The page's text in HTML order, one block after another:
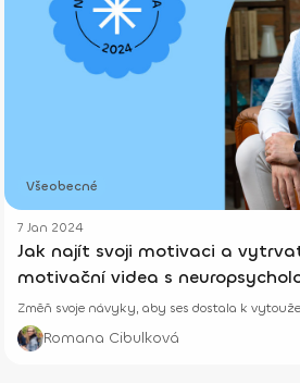
Všeobecné
7 Jan 2024
Jak najít svoji motivaci a
motivační videa s
Krausem
Změň svoje návyky, aby ses dostala k
Romana Cibulková